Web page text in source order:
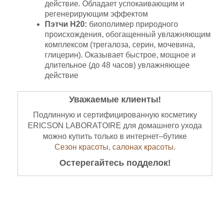
действие. Обладает успокаивающим и
регенерирующим эффектом
Пэтчи H20: биополимер природного
происхождения, обогащенный увлажняющим
комплексом (трегалоза, серин, мочевина,
глицерин). Оказывает быстрое, мощное и
длительное (до 48 часов) увлажняющее
действие
Уважаемые клиенты!
Подлинную и сертифицированную косметику
ERICSON LABORATOIRE для домашнего ухода
можно купить только в интернет–бутике
Сезон красоты, салонах красоты.
Остерегайтесь подделок!